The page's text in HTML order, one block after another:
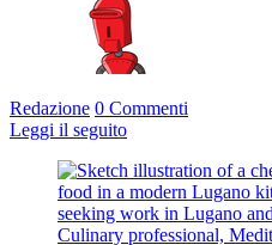
Redazione 0 Commenti
Leggi il seguito